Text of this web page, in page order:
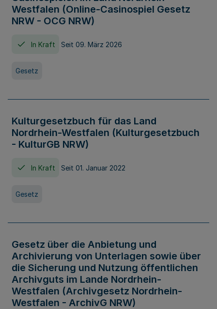
Westfalen (Online-Casinospiel Gesetz
NRW - OCG NRW)
In Kraft Seit 09. März 2026
Gesetz
Kulturgesetzbuch für das Land
Nordrhein-Westfalen (Kulturgesetzbuch
- KulturGB NRW)
In Kraft Seit 01. Januar 2022
Gesetz
Gesetz über die Anbietung und
Archivierung von Unterlagen sowie über
die Sicherung und Nutzung öffentlichen
Archivguts im Lande Nordrhein-
Westfalen (Archivgesetz Nordrhein-
Westfalen - ArchivG NRW)